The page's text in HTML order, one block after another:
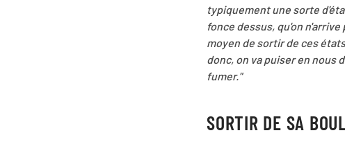
typiquement une sorte
fonce dessus, qu'on
moyen de sortir de ces
donc, on va puiser en nous
fumer."
SORTIR DE SA